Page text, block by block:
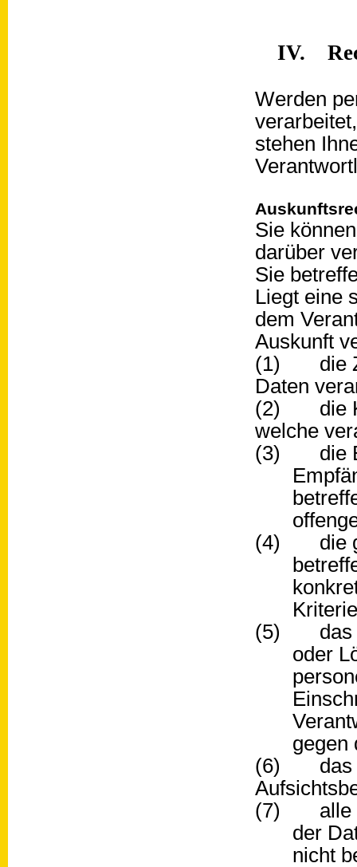
IV.
Werden
stehen
Sie
darüber
Sie
Liegt eine
dem
Auskunft
(1) die
Daten
(2) die
welche
(3) die
(4) die
(5) das
oder
gegen
(6) das
(7) alle
der
nicht